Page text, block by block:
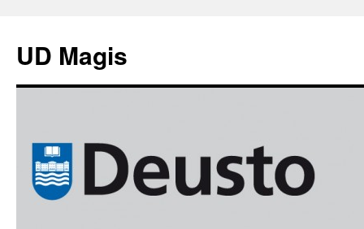
contenido
UD Magis